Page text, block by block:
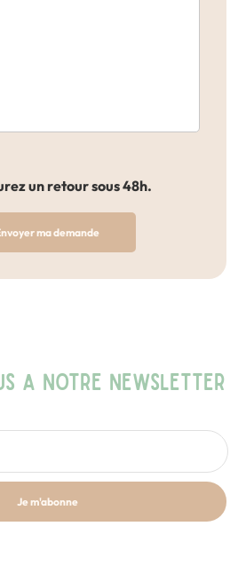
un retour sous 48h.
ma demande
A NOTRE NEWSLETTER
Je m'abonne